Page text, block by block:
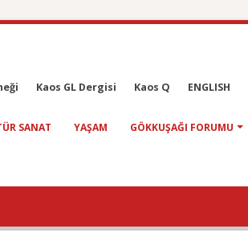
Kaos GL Dergisi Kaos Q ENGLISH
SANAT YAŞAM GÖKKUŞAĞI FORUMU